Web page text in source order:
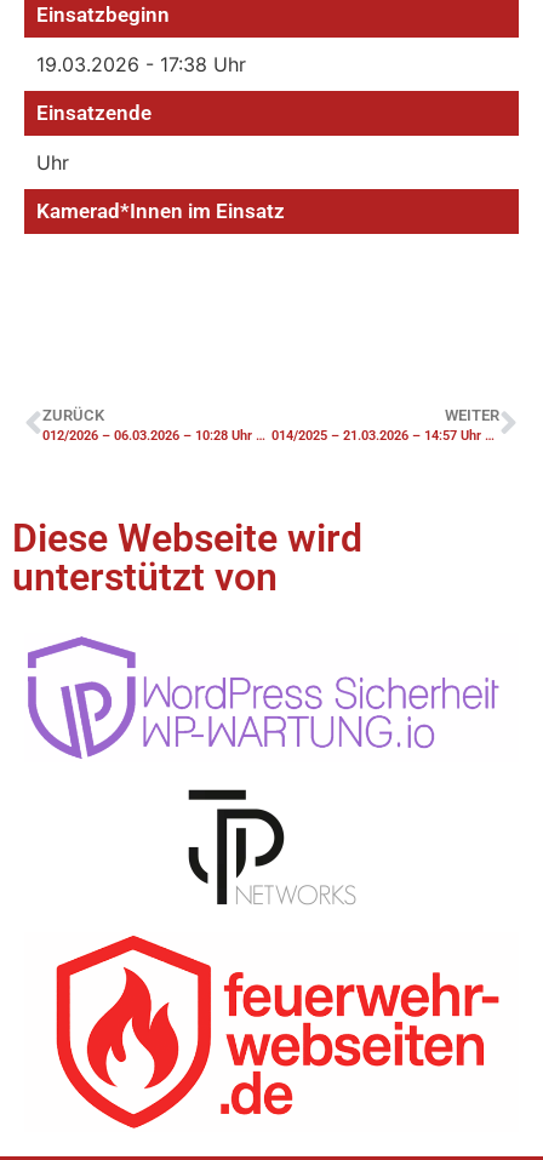
Einsatzbeginn
19.03.2026 - 17:38 Uhr
Einsatzende
Uhr
Kamerad*Innen im Einsatz
ZURÜCK
012/2026 – 06.03.2026 – 10:28 Uhr – THV Notfalltüröffnung
WEITER
014/2025 – 21.03.2026 – 14:57 Uhr – F3 Brennt Dachstuhl – Einsatz Hygienekomponente
Diese Webseite wird
unterstützt von​